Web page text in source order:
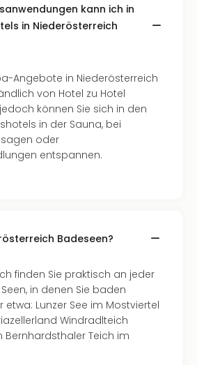
kann ich in
in Niederösterreich
Angebote in Niederösterreich
von Hotel zu Hotel
können Sie sich in den
in der Sauna, bei
oder
entspannen.
Badeseen?
finden Sie praktisch an jeder
in denen Sie baden
etwa: Lunzer See im Mostviertel
Windradlteich
Bernhardsthaler Teich im